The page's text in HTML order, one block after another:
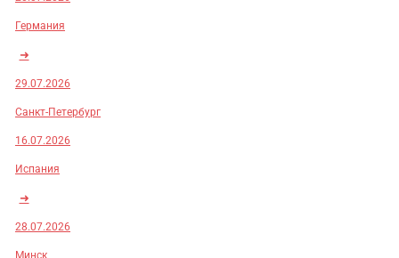
Германия
➜
29.07.2026
Санкт-Петербург
16.07.2026
Испания
➜
28.07.2026
Минск